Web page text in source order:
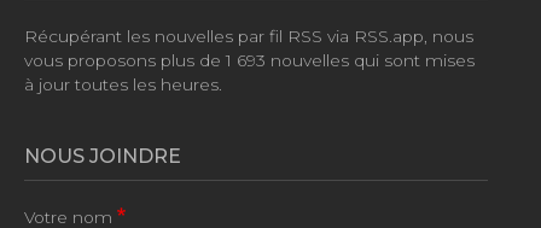
Récupérant les nouvelles par fil RSS via RSS.app, nous
vous proposons plus de 1 693 nouvelles qui sont mises
à jour toutes les heures.
NOUS JOINDRE
Votre nom